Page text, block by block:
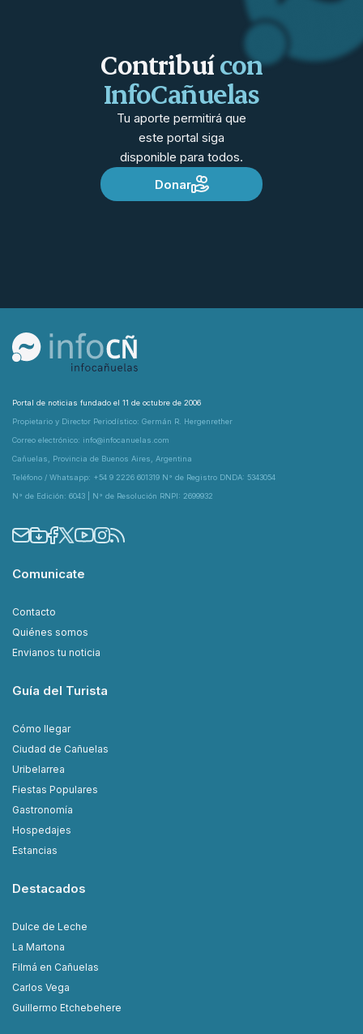
Contribuícon
InfoCañuelas
Tu aporte permitirá que
este portal siga
disponible para todos.
Donar
Portal de noticias fundado el 11 de octubre de 2006
Propietario y Director Periodístico: Germán R. Hergenrether
Correo electrónico: info@infocanuelas.com
Cañuelas, Provincia de Buenos Aires, Argentina
Teléfono / Whatsapp: +54 9 2226 601319 N° de Registro DNDA: 5343054
N° de Edición: 6043 | N° de Resolución RNPI: 2699932
Comunicate
Contacto
Quiénes somos
Envianos tu noticia
Guía del Turista
Cómo llegar
Ciudad de Cañuelas
Uribelarrea
Fiestas Populares
Gastronomía
Hospedajes
Estancias
Destacados
Dulce de Leche
La Martona
Filmá en Cañuelas
Carlos Vega
Guillermo Etchebehere